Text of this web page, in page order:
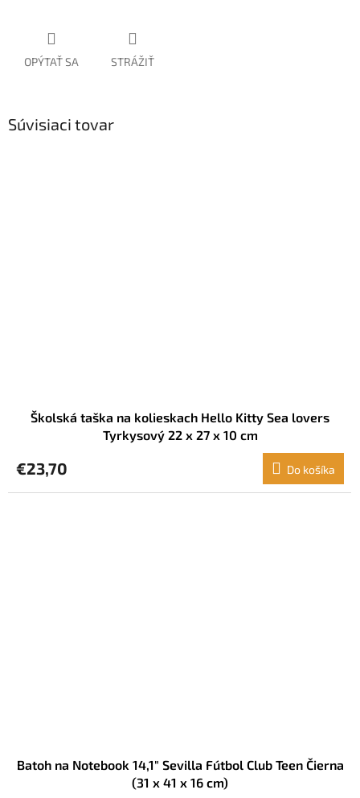
OPÝTAŤ SA STRÁŽIŤ
Súvisiaci tovar
Školská taška na kolieskach Hello Kitty Sea lovers
Tyrkysový 22 x 27 x 10 cm
€23,70 Do košíka
Batoh na Notebook 14,1" Sevilla Fútbol Club Teen Čierna
(31 x 41 x 16 cm)